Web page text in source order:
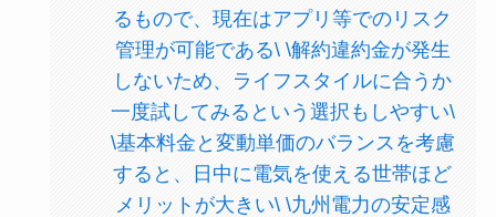
るもので、現在はアプリ等でのリスク
管理が可能である\ \解約違約金が発生
しないため、ライフスタイルに合うか
一度試してみるという選択もしやすい\
\基本料金と変動単価のバランスを考慮
すると、日中に電気を使える世帯ほど
メリットが大きい\ \九州電力の安定感